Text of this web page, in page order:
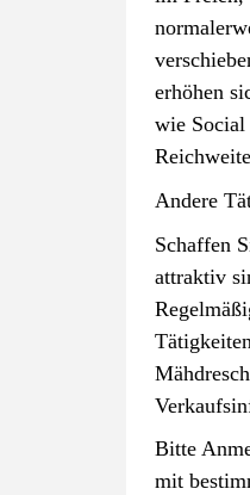
erhöhen
wie Social
Andere
Schaffen
attraktiv
Bitte
mit